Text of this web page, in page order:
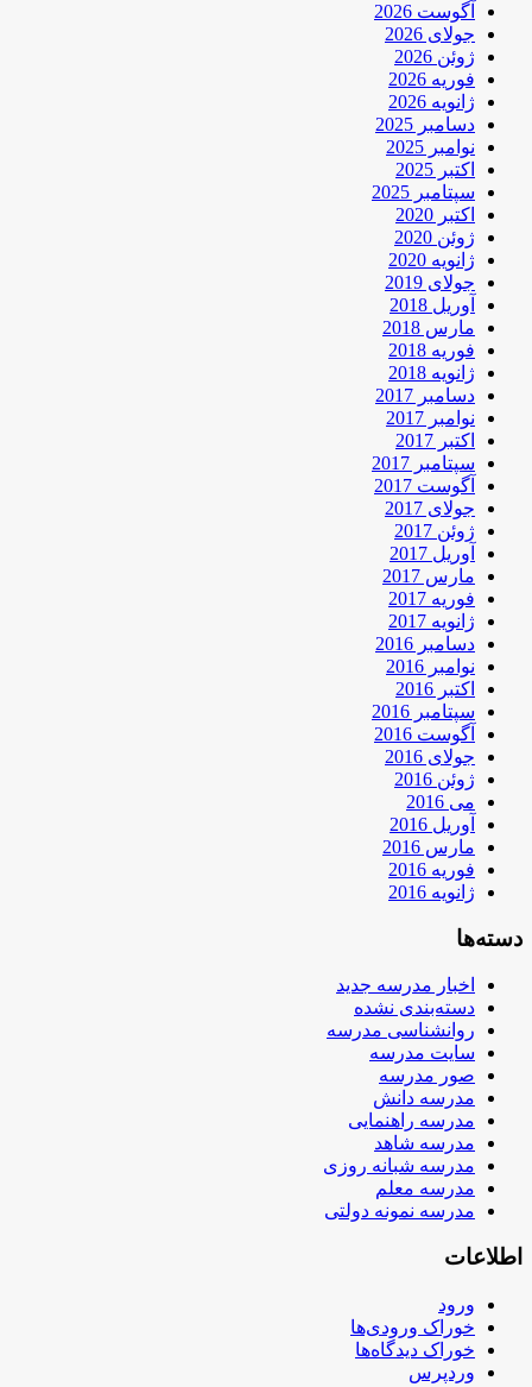
آگوست 2026
جولای 2026
ژوئن 2026
فوریه 2026
ژانویه 2026
دسامبر 2025
نوامبر 2025
اکتبر 2025
سپتامبر 2025
اکتبر 2020
ژوئن 2020
ژانویه 2020
جولای 2019
آوریل 2018
مارس 2018
فوریه 2018
ژانویه 2018
دسامبر 2017
نوامبر 2017
اکتبر 2017
سپتامبر 2017
آگوست 2017
جولای 2017
ژوئن 2017
آوریل 2017
مارس 2017
فوریه 2017
ژانویه 2017
دسامبر 2016
نوامبر 2016
اکتبر 2016
سپتامبر 2016
آگوست 2016
جولای 2016
ژوئن 2016
می 2016
آوریل 2016
مارس 2016
فوریه 2016
ژانویه 2016
دسته‌ها
اخبار مدرسه جدید
دسته‌بندی نشده
روانشناسی مدرسه
سایت مدرسه
صور مدرسه
مدرسه دانش
مدرسه راهنمایی
مدرسه شاهد
مدرسه شبانه روزی
مدرسه معلم
مدرسه نمونه دولتی
اطلاعات
ورود
خوراک ورودی‌ها
خوراک دیدگاه‌ها
وردپرس